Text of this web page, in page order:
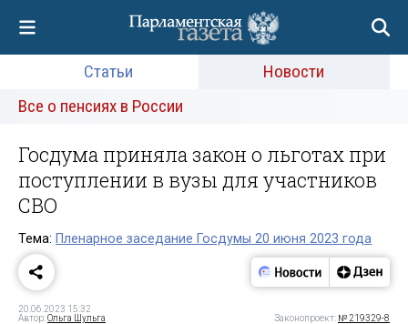
Статьи
Новости
Все о пенсиях в России
Госдума приняла закон о льготах при
поступлении в вузы для участников
СВО
Тема: Пленарное заседание Госдумы 20 июня 2023 года
20.06.2023 15:32
Автор:Ольга Шульга Законопроект: № 219329-8